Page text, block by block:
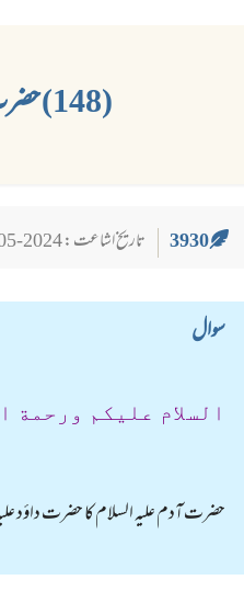
(148) حضرت آدم علیہ السلام کا حضرت داؤد علیہ السلام کو زندگی کا کچھ حصہ دے کر انکار کرنا؟
3930 تاریخ اشاعت : 2024-05-25
سوال
السلام عليكم ورحمة
حضرت آدم علیہ السلام کا حضرت داؤد